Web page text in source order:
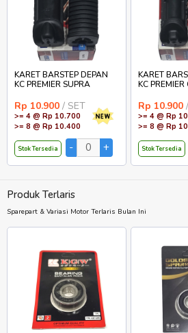
KARET BARSTEP DEPAN
KC PREMIER SUPRA
Rp 10.900 / SET
>= 4 @ Rp 10.700
>= 8 @ Rp 10.400
Stok Tersedia
KARET
KC
Rp 10.900
>= 4 @ Rp
>= 8 @ Rp
Stok Tersedia
Produk Terlaris
Sparepart & Variasi Motor Terlaris Bulan Ini